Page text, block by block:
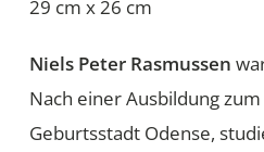
29 cm x 26 cm
Niels Peter Rasmussen
Nach einer Ausbildung
Geburtsstadt Odense,